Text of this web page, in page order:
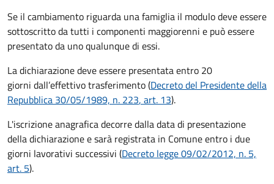
Se il cambiamento riguarda una famiglia il modulo deve essere
sottoscritto da tutti i componenti maggiorenni e può essere
presentato da uno qualunque di essi.
La dichiarazione deve essere presentata entro 20
giorni dall’effettivo trasferimento (Decreto del Presidente della
Repubblica 30/05/1989, n. 223, art. 13).
L'iscrizione anagrafica decorre dalla data di presentazione
della dichiarazione e sarà registrata in Comune entro i due
giorni lavorativi successivi (Decreto legge 09/02/2012, n. 5,
art. 5).